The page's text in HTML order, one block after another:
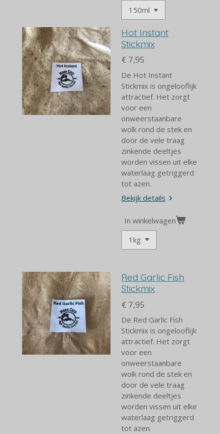
Hot Instant
Stickmix
€ 7,95
De Hot Instant
Stickmix is ongelooflijk
attractief. Het zorgt
voor een
onweerstaanbare
wolk rond de stek en
door de vele traag
zinkende deeltjes
worden vissen uit elke
waterlaag getriggerd
tot azen.
Bekijk details
In winkelwagen
Red Garlic Fish
Stickmix
€ 7,95
De Red Garlic Fish
Stickmix is ongelooflijk
attractief. Het zorgt
voor een
onweerstaanbare
wolk rond de stek en
door de vele traag
zinkende deeltjes
worden vissen uit elke
waterlaag getriggerd
tot azen.